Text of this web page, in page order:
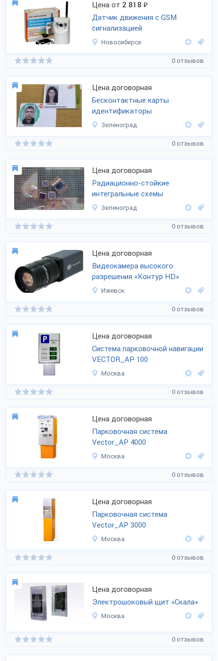
Цена от 2 818 ₽
Датчик движения с GSM
сигнализацией
Новосибирск
0 отзывов
Цена договорная
Бесконтактные карты
идентификаторы
Зеленоград
0 отзывов
Цена договорная
Радиационно-стойкие
интегральные схемы
Зеленоград
0 отзывов
Цена договорная
Видеокамера высокого
разрешения «Контур HD»
Ижевск
0 отзывов
Цена договорная
Система парковочной навигации
VECTOR_AP 100
Москва
0 отзывов
Цена договорная
Парковочная система
Vector_AP 4000
Москва
0 отзывов
Цена договорная
Парковочная система
Vector_AP 3000
Москва
0 отзывов
Цена договорная
Электрошоковый щит «Скала»
Москва
0 отзывов